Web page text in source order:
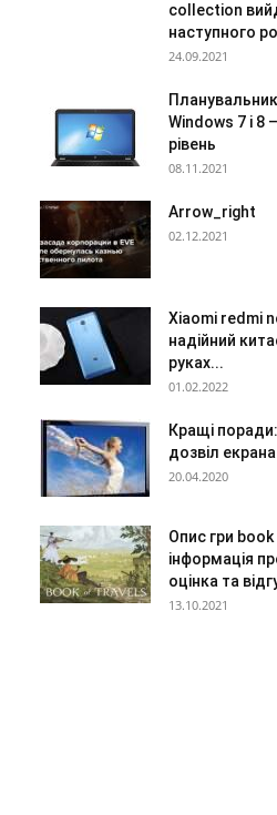
collection
наступного
24.09.2021
Windows 7 і 8
рівень
08.11.2021
Arrow_right
02.12.2021
Xiaomi redmi
надійний
руках...
01.02.2022
Кращі
дозвіл
20.04.2020
Опис гри
інформація
оцінка та
13.10.2021